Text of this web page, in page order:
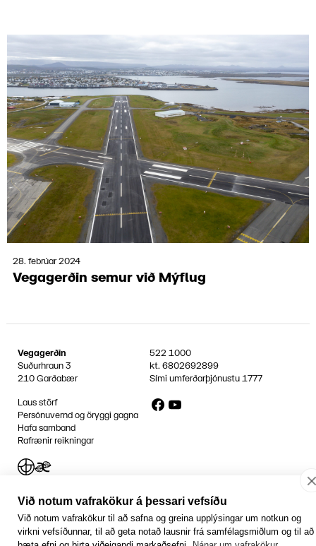
28. febrúar 2024
Vega­gerð­in semur við Mýflug
Vegagerðin
Suðurhraun 3
210 Garðabær
522 1000
kt.6802692899
Sími umferðarþjónustu1777
Laus störf
Persónuvernd og öryggi gagna
Hafa samband
Rafrænir reikningar
FacebookYouTube
Jafnlaunavottun
Græn Skref
Við notum vafrakökur á þessari vefsíðu
Við notum vafrakökur til að safna og greina upplýsingar um notkun og
virkni vefsíðunnar, til að geta notað lausnir frá samfélagsmiðlum og til að